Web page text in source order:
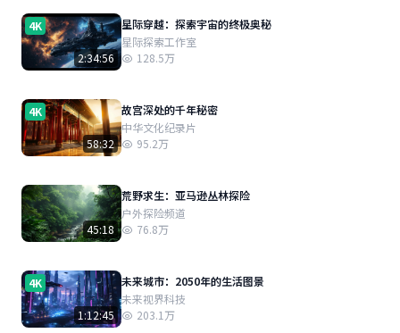
4K
2:34:56
星际穿越：探索宇宙的终极奥秘
星际探索工作室
128.5万
4K
58:32
故宫深处的千年秘密
中华文化纪录片
95.2万
45:18
荒野求生：亚马逊丛林探险
户外探险频道
76.8万
4K
1:12:45
未来城市：2050年的生活图景
未来视界科技
203.1万